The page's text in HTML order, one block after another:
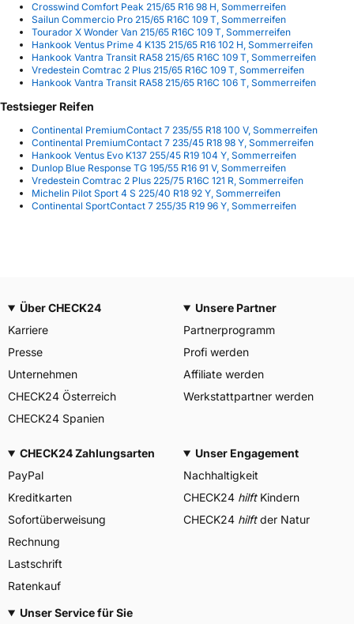
Crosswind Comfort Peak 215/65 R16 98 H, Sommerreifen
Sailun Commercio Pro 215/65 R16C 109 T, Sommerreifen
Tourador X Wonder Van 215/65 R16C 109 T, Sommerreifen
Hankook Ventus Prime 4 K135 215/65 R16 102 H, Sommerreifen
Hankook Vantra Transit RA58 215/65 R16C 109 T, Sommerreifen
Vredestein Comtrac 2 Plus 215/65 R16C 109 T, Sommerreifen
Hankook Vantra Transit RA58 215/65 R16C 106 T, Sommerreifen
Testsieger Reifen
Continental PremiumContact 7 235/55 R18 100 V, Sommerreifen
Continental PremiumContact 7 235/45 R18 98 Y, Sommerreifen
Hankook Ventus Evo K137 255/45 R19 104 Y, Sommerreifen
Dunlop Blue Response TG 195/55 R16 91 V, Sommerreifen
Vredestein Comtrac 2 Plus 225/75 R16C 121 R, Sommerreifen
Michelin Pilot Sport 4 S 225/40 R18 92 Y, Sommerreifen
Continental SportContact 7 255/35 R19 96 Y, Sommerreifen
Über CHECK24
Karriere
Presse
Unternehmen
CHECK24 Österreich
CHECK24 Spanien
Unsere Partner
Partnerprogramm
Profi werden
Affiliate werden
Werkstattpartner werden
CHECK24 Zahlungsarten
PayPal
Kreditkarten
Sofortüberweisung
Rechnung
Lastschrift
Ratenkauf
Unser Engagement
Nachhaltigkeit
CHECK24 hilftKindern
CHECK24 hilftder Natur
Unser Service für Sie